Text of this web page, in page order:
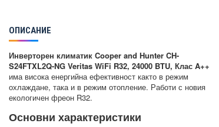
ОПИСАНИЕ
Инверторен климатик Cooper and Hunter CH-
S24FTXL2Q-NG Veritas WiFi R32, 24000 BTU, Клас A++
има висока енергийна ефективност както в режим
охлаждане, така и в режим отопление. Работи с новия
екологичен фреон R32.
Основни характеристики